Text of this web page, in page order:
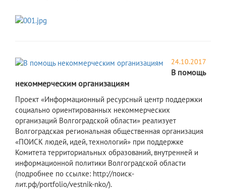
24.10.2017
В помощь
некоммерческим организациям
Проект «Информационный ресурсный центр поддержки
социально ориентированных некоммерческих
организаций Волгоградской области» реализует
Волгоградская региональная общественная организация
«ПОИСК людей, идей, технологий» при поддержке
Комитета территориальных образований, внутренней и
информационной политики Волгоградской области
(подробнее по ссылке: http://поиск-
лит.рф/portfolio/vestnik-nko/).